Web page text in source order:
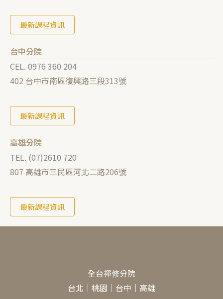
最新課程資訊
台中分院
CEL. 0976 360 204
402 台中市南區復興路三段313號
最新課程資訊
高雄分院
TEL. (07)2610 720
807 高雄市三民區河北二路206號
最新課程資訊
全台禪修分院
台北 ｜ 桃園 ｜ 台中 ｜ 高雄